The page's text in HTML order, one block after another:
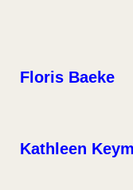
Floris Baeke
Kathleen